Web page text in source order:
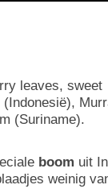
leaves, sweet
(Suriname).
boom uit
weinig